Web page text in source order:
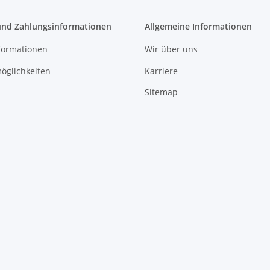
Zahlungsinformationen Allgemeine Informationen
Wir über uns
Karriere
Sitemap